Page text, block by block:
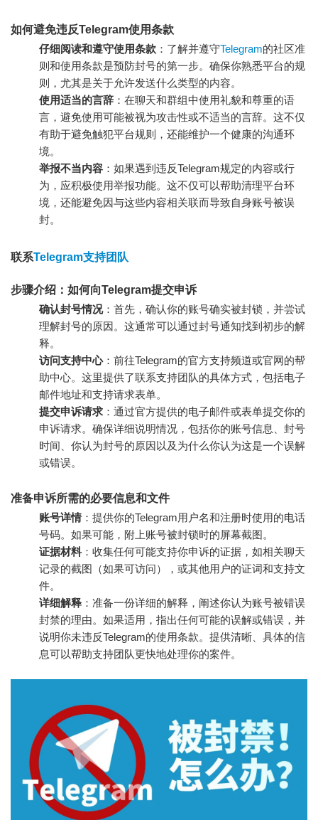
如何避免违反Telegram使用条款
仔细阅读和遵守使用条款 ：了解并遵守Telegram的社区准
则和使用条款是预防封号的第一步。确保你熟悉平台的规
则，尤其是关于允许发送什么类型的内容。
使用适当的言辞 ：在聊天和群组中使用礼貌和尊重的语
言，避免使用可能被视为攻击性或不适当的言辞。这不仅
有助于避免触犯平台规则，还能维护一个健康的沟通环
境。
举报不当内容 ：如果遇到违反Telegram规定的内容或行
为，应积极使用举报功能。这不仅可以帮助清理平台环
境，还能避免因与这些内容相关联而导致自身账号被误
封。
联系Telegram支持团队
步骤介绍：如何向Telegram提交申诉
确认封号情况：首先，确认你的账号确实被封锁，并尝试
理解封号的原因。这通常可以通过封号通知找到初步的解
释。
访问支持中心：前往Telegram的官方支持频道或官网的帮
助中心。这里提供了联系支持团队的具体方式，包括电子
邮件地址和支持请求表单。
提交申诉请求 ：通过官方提供的电子邮件或表单提交你的
申诉请求。确保详细说明情况，包括你的账号信息、封号
时间、你认为封号的原因以及为什么你认为这是一个误解
或错误。
准备申诉所需的必要信息和文件
账号详情 ：提供你的Telegram用户名和注册时使用的电话
号码。如果可能，附上账号被封锁时的屏幕截图。
证据材料 ：收集任何可能支持你申诉的证据，如相关聊天
记录的截图（如果可访问），或其他用户的证词和支持文
件。
详细解释 ：准备一份详细的解释，阐述你认为账号被错误
封禁的理由。如果适用，指出任何可能的误解或错误，并
说明你未违反Telegram的使用条款。提供清晰、具体的信
息可以帮助支持团队更快地处理你的案件。